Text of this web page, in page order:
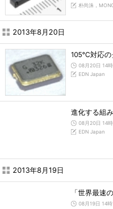
朴尚洙，
2013年8月20日
105℃対応の
08月20日 14
EDN Japan
進化する組
08月20日 14
EDN Japan
2013年8月19日
「世界最速
08月19日 14